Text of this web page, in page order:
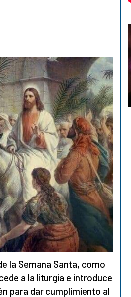
la Semana Santa, como
a la liturgia e introduce
para dar cumplimiento al